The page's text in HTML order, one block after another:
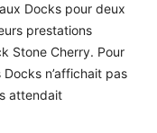
Docks pour deux
prestations
Stone Cherry. Pour
n’affichait pas
attendait